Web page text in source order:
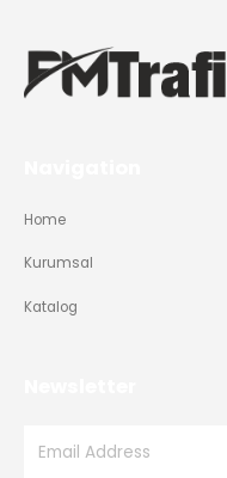
Home
Kurumsal
Katalog